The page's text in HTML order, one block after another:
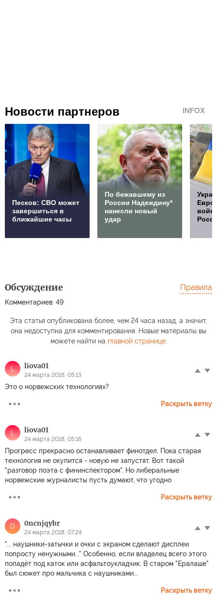
Новости партнеров INFOX
Песков: СВО может
завершиться в
ближайшие часы
По бежавшему из
России Надеждину*
нанесли новый
удар
Обсуждение
Комментариев: 49
Правила
Эта статья опубликована более, чем 24 часа назад, а значит,
она недоступна для комментирования. Новые материалы вы
можете найти на главной странице.
L liova01
24 марта 2018, 05:13
Это о норвежских технологиях?
Раскрыть ветку
L liova01
24 марта 2018, 05:16
Прогресс прекрасно останавливает финотдел. Пока старая
технология не окупится - новую не запустят. Вот такой
"разговор поэта с фининспектором". Но либеральные
норвежские журналисты пусть думают, что угодно
Раскрыть ветку
0 0ncnjqybr
24 марта 2018, 07:24
"... наушники-затычки и очки с экраном сделают дисплеи
попросту ненужными..." Особенно, если владелец всего этого
попадёт под каток или асфальтоукладчик. В старом "Ералаше"
был сюжет про мальчика с наушниками...
Раскрыть ветку